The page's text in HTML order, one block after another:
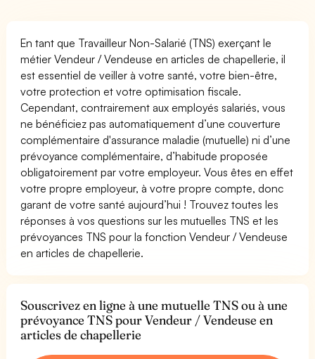
En tant que Travailleur Non-Salarié (TNS) exerçant le
métier Vendeur / Vendeuse en articles de chapellerie, il
est essentiel de veiller à votre santé, votre bien-être,
votre protection et votre optimisation fiscale.
Cependant, contrairement aux employés salariés, vous
ne bénéficiez pas automatiquement d’une couverture
complémentaire d'assurance maladie (mutuelle) ni d’une
prévoyance complémentaire, d’habitude proposée
obligatoirement par votre employeur. Vous êtes en effet
votre propre employeur, à votre propre compte, donc
garant de votre santé aujourd’hui ! Trouvez toutes les
réponses à vos questions sur les mutuelles TNS et les
prévoyances TNS pour la fonction Vendeur / Vendeuse
en articles de chapellerie.
Souscrivez en ligne à une mutuelle TNS ou à une
prévoyance TNS pour Vendeur / Vendeuse en
articles de chapellerie